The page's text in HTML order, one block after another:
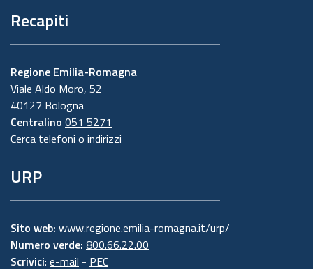
Recapiti
Regione Emilia-Romagna
Viale Aldo Moro, 52
40127 Bologna
Centralino 051 5271
Cerca telefoni o indirizzi
URP
Sito web: www.regione.emilia-romagna.it/urp/
Numero verde: 800.66.22.00
Scrivici: e-mail - PEC